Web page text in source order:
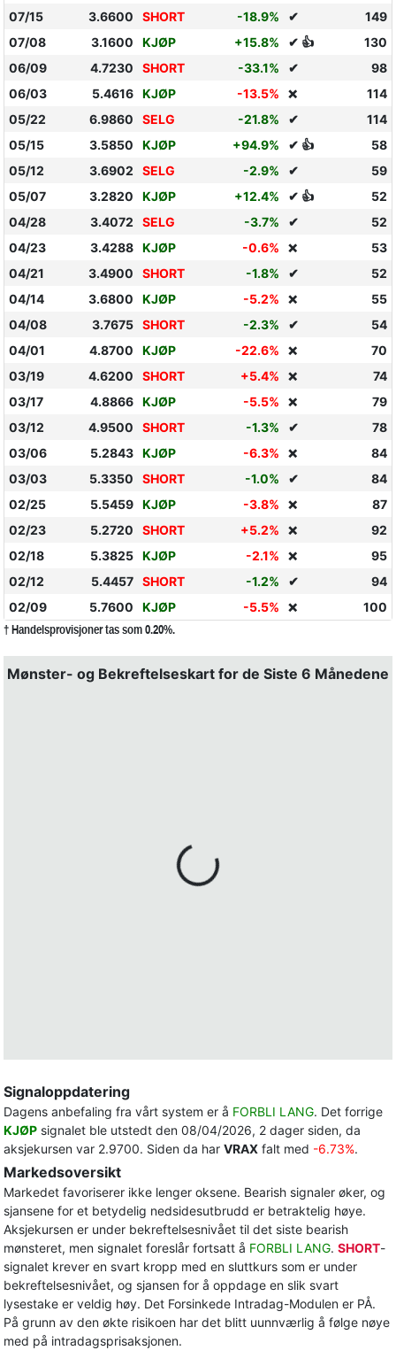
07/15
3.6600 SHORT -18.9% ✔
149
07/08
3.1600 KJØP +15.8% ✔ 👍
130
06/09
4.7230 SHORT -33.1% ✔
98
06/03
5.4616 KJØP -13.5% ❌
114
05/22
6.9860 SELG -21.8% ✔
114
05/15
3.5850 KJØP +94.9% ✔ 👍
58
05/12
3.6902 SELG -2.9% ✔
59
05/07
3.2820 KJØP +12.4% ✔ 👍
52
04/28
3.4072 SELG -3.7% ✔
52
04/23
3.4288 KJØP -0.6% ❌
53
04/21
3.4900 SHORT -1.8% ✔
52
04/14
3.6800 KJØP -5.2% ❌
55
04/08
3.7675 SHORT -2.3% ✔
54
04/01
4.8700 KJØP -22.6% ❌
70
03/19
4.6200 SHORT +5.4% ❌
74
03/17
4.8866 KJØP -5.5% ❌
79
03/12
4.9500 SHORT -1.3% ✔
78
03/06
5.2843 KJØP -6.3% ❌
84
03/03
5.3350 SHORT -1.0% ✔
84
02/25
5.5459 KJØP -3.8% ❌
87
02/23
5.2720 SHORT +5.2% ❌
92
02/18
5.3825 KJØP -2.1% ❌
95
02/12
5.4457 SHORT -1.2% ✔
94
02/09
5.7600 KJØP -5.5% ❌ 100
† Handelsprovisjoner tas som 0.20%.
Mønster- og Bekreftelseskart for de Siste 6 Månedene
Signaloppdatering
Dagens anbefaling fra vårt system er å FORBLI LANG. Det forrige
KJØP signalet ble utstedt den 08/04/2026, 2 dager siden, da
aksjekursen var 2.9700. Siden da har VRAX falt med -6.73%.
Markedsoversikt
Markedet favoriserer ikke lenger oksene. Bearish signaler øker, og
sjansene for et betydelig nedsidesutbrudd er betraktelig høye.
Aksjekursen er under bekreftelsesnivået til det siste bearish
mønsteret, men signalet foreslår fortsatt å FORBLI LANG. SHORT-
signalet krever en svart kropp med en sluttkurs som er under
bekreftelsesnivået, og sjansen for å oppdage en slik svart
lysestake er veldig høy. Det Forsinkede Intradag-Modulen er PÅ.
På grunn av den økte risikoen har det blitt uunnværlig å følge nøye
med på intradagsprisaksjonen.